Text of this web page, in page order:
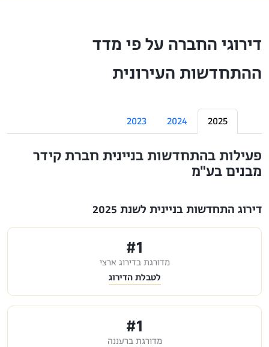
דירוגי החברה על פי מדד
ההתחדשות העירונית
2025
2024
2023
פעילות בהתחדשות בניינית חברת קידר
מבנים בע"מ
דירוג התחדשות בניינית לשנת 2025
#1
מדורגת בדירוג ארצי
לטבלת הדירוג
#1
מדורגת ברעננה